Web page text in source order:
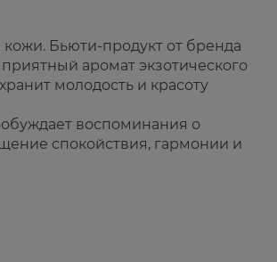
Бьюти-продукт от бренда
аромат экзотического
молодость и красоту
воспоминания о
спокойствия, гармонии и